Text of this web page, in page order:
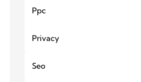
Ppc
Privacy
Seo